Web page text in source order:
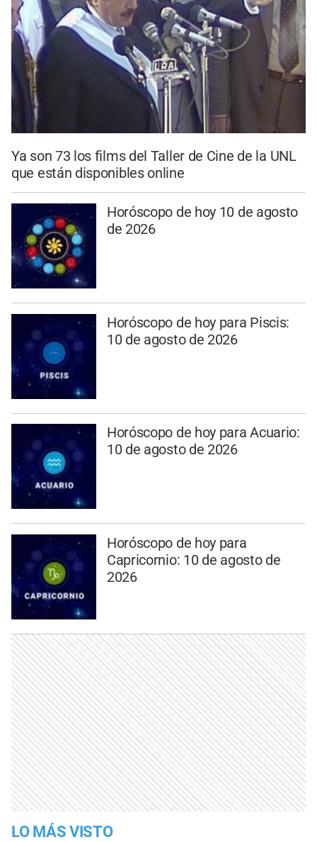
Ya son 73 los films del Taller de Cine de la UNL
que están disponibles online
Horóscopo de hoy 10 de agosto
de 2026
Horóscopo de hoy para Piscis:
10 de agosto de 2026
Horóscopo de hoy para Acuario:
10 de agosto de 2026
Horóscopo de hoy para
Capricornio: 10 de agosto de
2026
LO MÁS VISTO